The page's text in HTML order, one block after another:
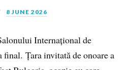
8 JUNE 2026
Internațional de
Țara invitată de onoare a